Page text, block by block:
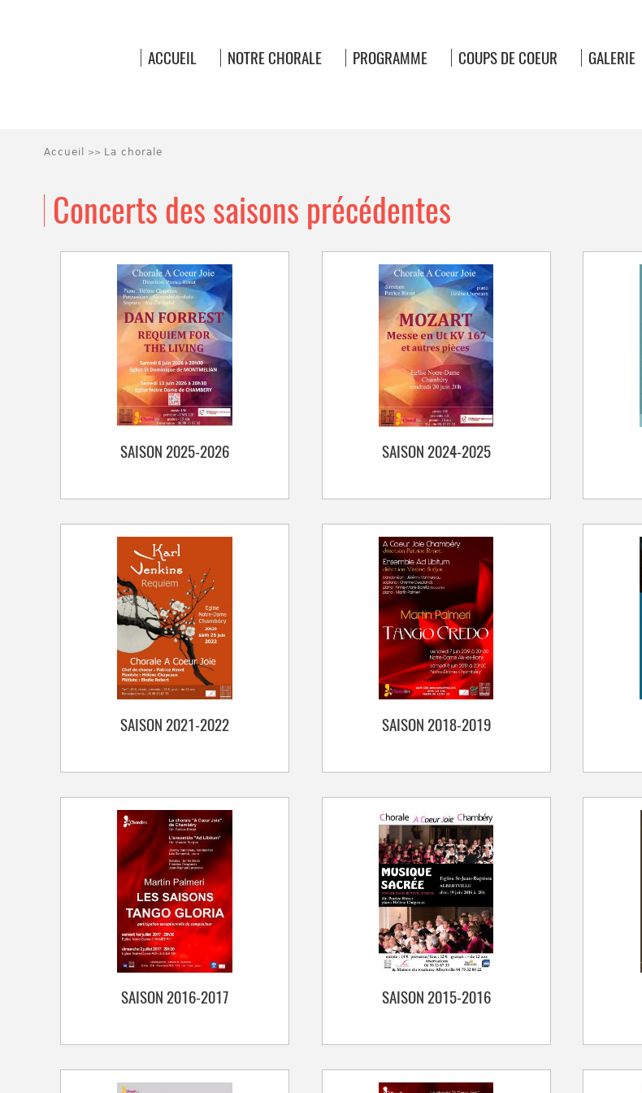
ACCUEIL NOTRE CHORALE PROGRAMME COUPS DE COEUR GALERIE
Accueil >> La chorale
Concerts des saisons précédentes
SAISON 2025-2026 SAISON 2024-2025
SAISON 2021-2022 SAISON 2018-2019
SAISON 2016-2017 SAISON 2015-2016